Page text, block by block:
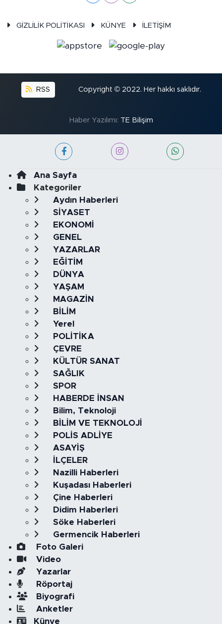
GİZLİLİK POLİTİKASI KÜNYE İLETİŞİM
RSS Copyright © 2022. Her hakkı saklıdır.
Haber Yazılımı: TE Bilişim
Ana Sayfa
Kategoriler
Aydın Haberleri
SİYASET
EKONOMİ
GENEL
YAZARLAR
EĞİTİM
DÜNYA
YAŞAM
MAGAZİN
BİLİM
Yerel
POLİTİKA
ÇEVRE
KÜLTÜR SANAT
SAĞLIK
SPOR
HABERDE İNSAN
Bilim, Teknoloji
BİLİM VE TEKNOLOJİ
POLİS ADLİYE
ASAYİŞ
İLÇELER
Nazilli Haberleri
Kuşadası Haberleri
Çine Haberleri
Didim Haberleri
Söke Haberleri
Germencik Haberleri
Foto Galeri
Video
Yazarlar
Röportaj
Biyografi
Anketler
Künye